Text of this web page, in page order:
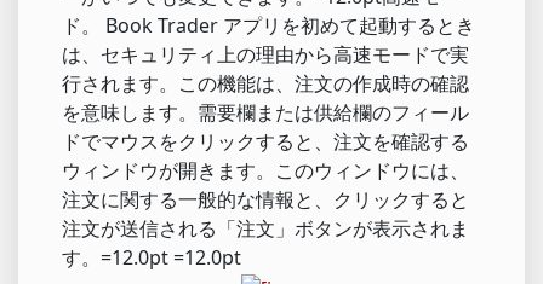
ド。 Book Trader アプリを初めて起動するとき
は、セキュリティ上の理由から高速モードで実
行されます。この機能は、注文の作成時の確認
を意味します。需要欄または供給欄のフィール
ドでマウスをクリックすると、注文を確認する
ウィンドウが開きます。このウィンドウには、
注文に関する一般的な情報と、クリックすると
注文が送信される「注文」ボタンが表示されま
す。=12.0pt =12.0pt